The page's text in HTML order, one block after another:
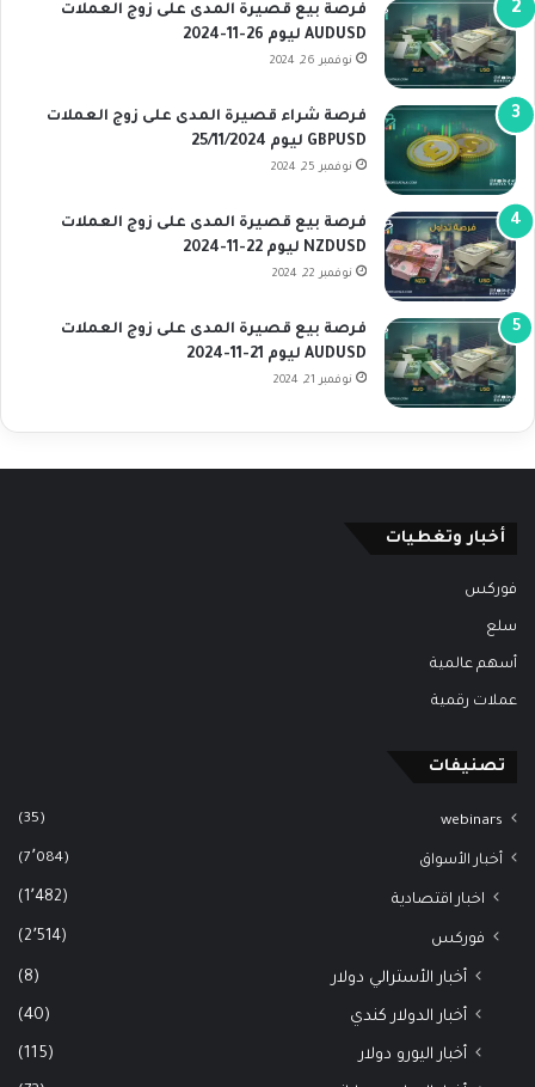
فرصة بيع قصيرة المدى على زوج العملات
AUDUSD ليوم 26-11-2024
نوفمبر 26, 2024
فرصة شراء قصيرة المدى على زوج العملات
GBPUSD ليوم 25/11/2024
نوفمبر 25, 2024
فرصة بيع قصيرة المدى على زوج العملات
NZDUSD ليوم 22-11-2024
نوفمبر 22, 2024
فرصة بيع قصيرة المدى على زوج العملات
AUDUSD ليوم 21-11-2024
نوفمبر 21, 2024
أخبار وتغطيات
فوركس
سلع
أسهم عالمية
عملات رقمية
تصنيفات
webinars
(35)
أخبار الأسواق (7٬084)
اخبار اقتصادية (1٬482)
فوركس (2٬514)
أخبار الأسترالي دولار (8)
أخبار الدولار كندي (40)
أخبار اليورو دولار (115)